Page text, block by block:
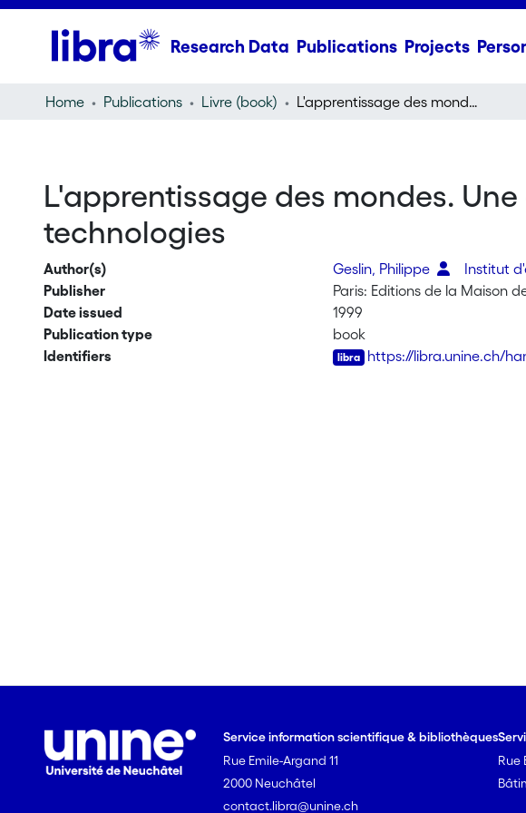
Research Data Publications Projects
Home Publications Livre (book) L'apprentissage des mondes. Une anthropologie appliquée aux transferts de technologies
L'apprentissage des mondes.
technologies
Author(s) Geslin, Philippe
Institut
Publisher
Paris: Editions de la Maison
Date issued
1999
Publication type
book
Identifiers
https://libra.unine.ch/
Service information scientifique & bibliothèques
Rue Emile-Argand 11
2000 Neuchâtel
contact.libra@unine.ch
Rue